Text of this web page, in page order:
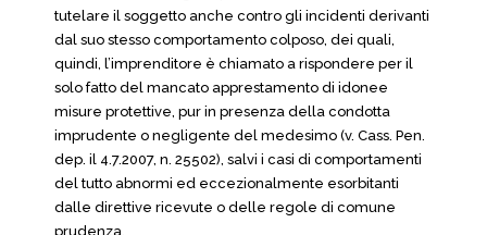
tutelare il soggetto anche contro gli incidenti derivanti
dal suo stesso comportamento colposo, dei quali,
quindi, l’imprenditore è chiamato a rispondere per il
solo fatto del mancato apprestamento di idonee
misure protettive, pur in presenza della condotta
imprudente o negligente del medesimo (v. Cass. Pen.
dep. il 4.7.2007, n. 25502), salvi i casi di comportamenti
del tutto abnormi ed eccezionalmente esorbitanti
dalle direttive ricevute o delle regole di comune
prudenza.